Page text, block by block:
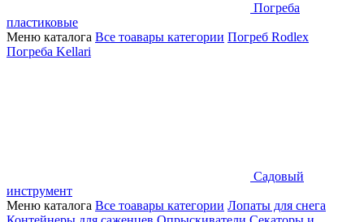
Погреба
пластиковые
Меню каталога Все тоавары категории Погреб Rodlex
Погреба Kellari
Садовый
инструмент
Меню каталога Все тоавары категории Лопаты для снега